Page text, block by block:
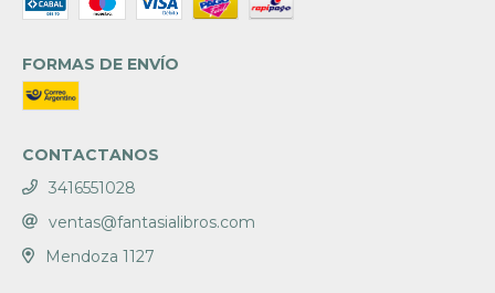
FORMAS DE ENVÍO
CONTACTANOS
3416551028
ventas@fantasialibros.com
Mendoza 1127